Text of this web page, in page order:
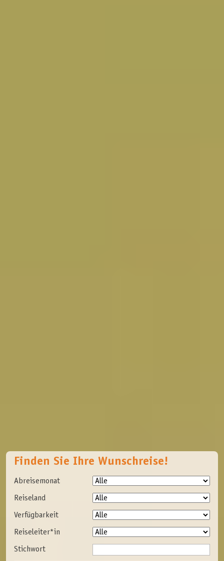
Finden Sie Ihre Wunschreise!
Abreisemonat
Reiseland
Verfügbarkeit
Reiseleiter*in
Stichwort